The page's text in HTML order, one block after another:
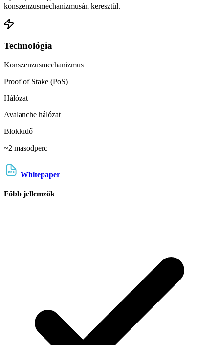
konszenzusmechanizmusán keresztül.
Technológia
Konszenzusmechanizmus
Proof of Stake (PoS)
Hálózat
Avalanche hálózat
Blokkidő
~2 másodperc
Whitepaper
Főbb jellemzők